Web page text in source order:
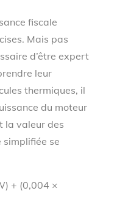
fiscale
Mais pas
d’être expert
leur
thermiques, il
du moteur
la valeur des
simplifiée se
+ (0,004 ×